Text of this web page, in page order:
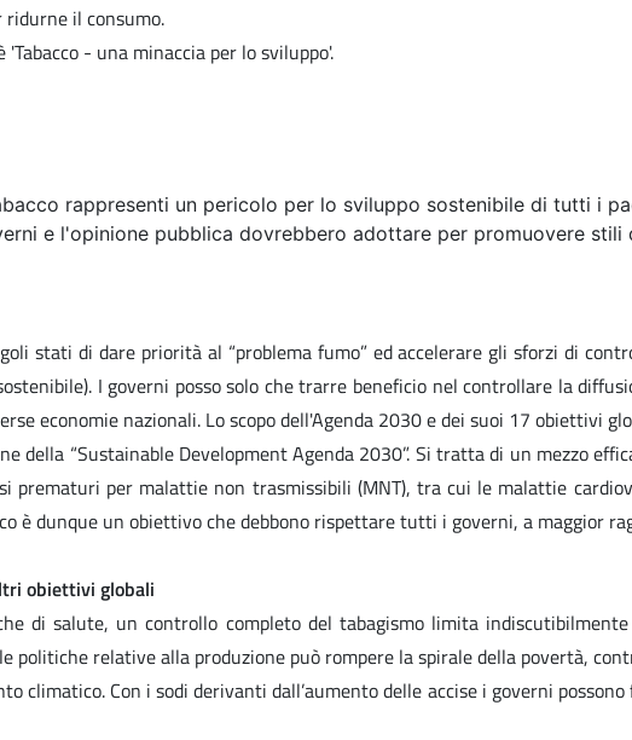
ridurne il consumo.
'Tabacco - una minaccia per lo sviluppo'.
rappresenti un pericolo per lo sviluppo sostenibile di tutti i
e l'opinione pubblica dovrebbero adottare per promuovere stili
stati di dare priorità al “problema fumo” ed accelerare gli sforzi di
I governi posso solo che trarre beneficio nel controllare la
economie nazionali. Lo scopo dell'Agenda 2030 e dei suoi 17 obiettivi
della “Sustainable Development Agenda 2030”. Si tratta di un mezzo
prematuri per malattie non trasmissibili (MNT), tra cui le malattie
è dunque un obiettivo che debbono rispettare tutti i governi, a maggior
obiettivi globali
di salute, un controllo completo del tabagismo limita
politiche relative alla produzione può rompere la spirale della povertà,
climatico. Con i sodi derivanti dall’aumento delle accise i governi